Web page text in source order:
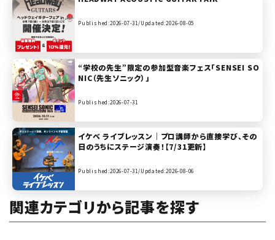
Published:2026-07-31/Updated:2026-08-05
“学校の先生”限定の参加型音楽フェス「SENSEI SO
NIC（先生ソニック）」
Published:2026-07-31
イケベ ライブレッスン｜プロ講師から直接学び、その
日のうちにステージ演奏！【7/31更新】
Published:2026-07-31/Updated:2026-08-06
関連カテゴリから記事を探す